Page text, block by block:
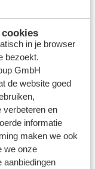
in je browser
bezoekt.
GmbH
de website goed
en
informatie
maken we ook
we onze
aanbiedingen